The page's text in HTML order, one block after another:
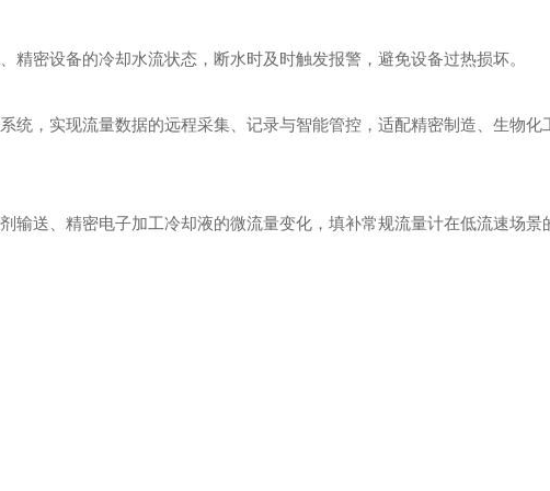
精密设备的冷却水流状态，断水时及时触发报警，避免设备过热损坏。
统，实现流量数据的远程采集、记录与智能管控，适配精密制造、生物化
输送、精密电子加工冷却液的微流量变化，填补常规流量计在低流速场景